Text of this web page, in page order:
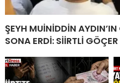
ŞEYH MUİNİDDİN
SONA ERDİ: SİİRTLİ GÖÇER